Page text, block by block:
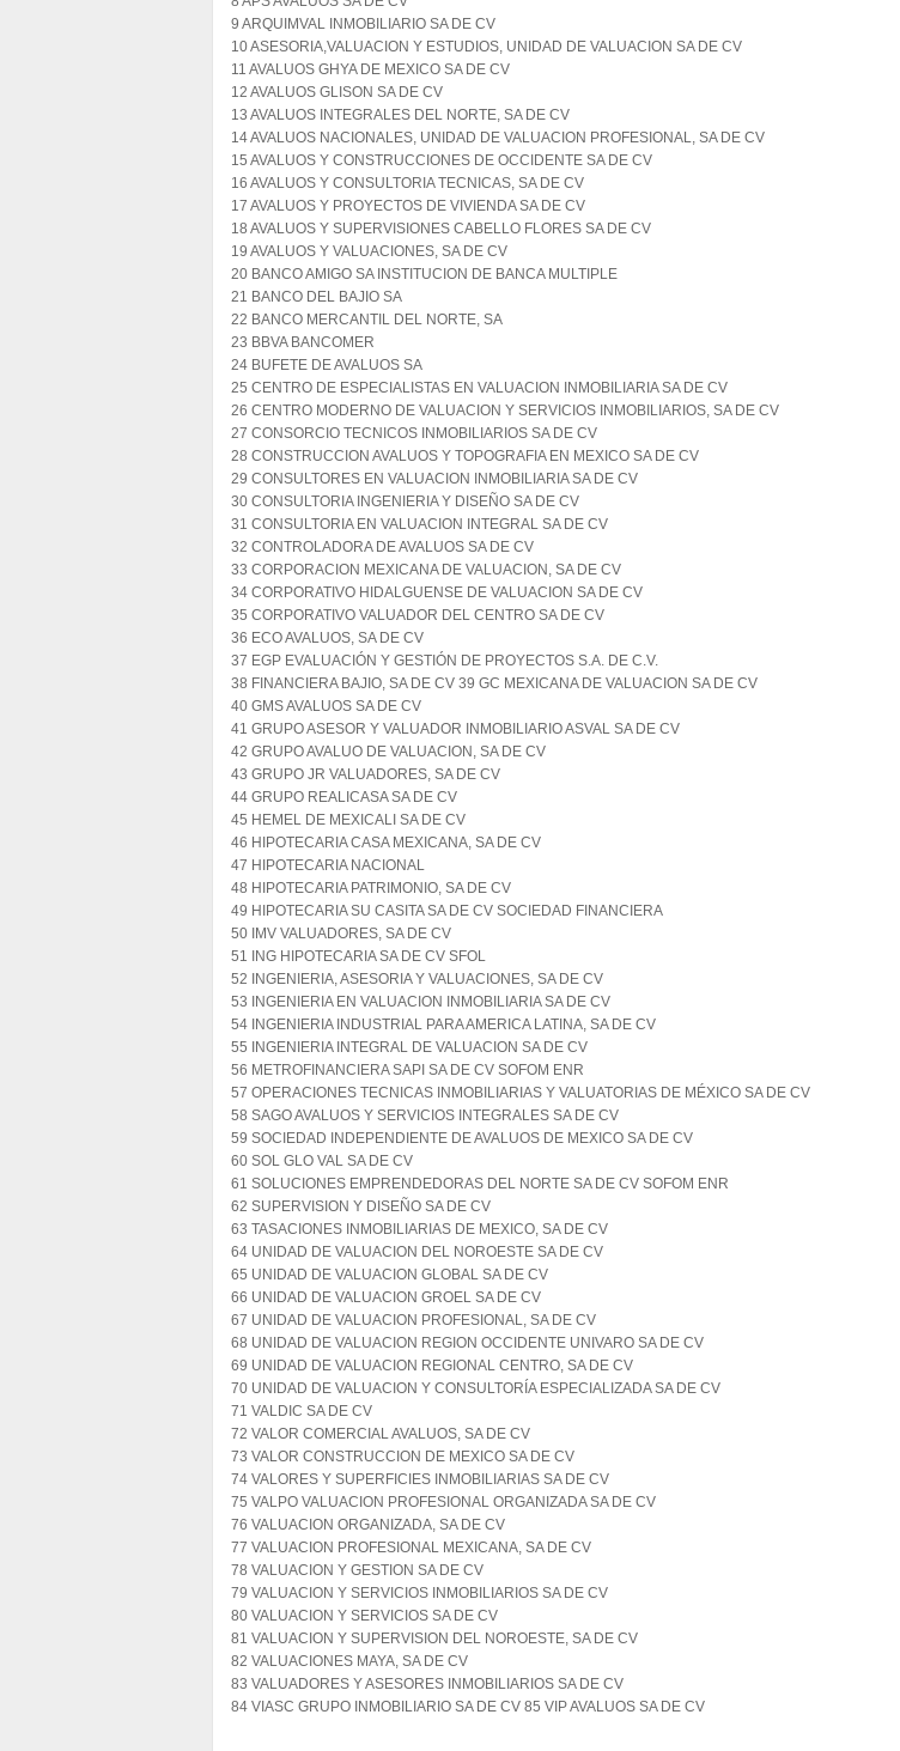
9 ARQUIMVAL INMOBILIARIO SA DE CV
10 ASESORIA,VALUACION Y ESTUDIOS, UNIDAD DE VALUACION SA DE CV
11 AVALUOS GHYA DE MEXICO SA DE CV
12 AVALUOS GLISON SA DE CV
13 AVALUOS INTEGRALES DEL NORTE, SA DE CV
14 AVALUOS NACIONALES, UNIDAD DE VALUACION PROFESIONAL, SA DE CV
15 AVALUOS Y CONSTRUCCIONES DE OCCIDENTE SA DE CV
16 AVALUOS Y CONSULTORIA TECNICAS, SA DE CV
17 AVALUOS Y PROYECTOS DE VIVIENDA SA DE CV
18 AVALUOS Y SUPERVISIONES CABELLO FLORES SA DE CV
19 AVALUOS Y VALUACIONES, SA DE CV
20 BANCO AMIGO SA INSTITUCION DE BANCA MULTIPLE
21 BANCO DEL BAJIO SA
22 BANCO MERCANTIL DEL NORTE, SA
23 BBVA BANCOMER
24 BUFETE DE AVALUOS SA
25 CENTRO DE ESPECIALISTAS EN VALUACION INMOBILIARIA SA DE CV
26 CENTRO MODERNO DE VALUACION Y SERVICIOS INMOBILIARIOS, SA DE CV
27 CONSORCIO TECNICOS INMOBILIARIOS SA DE CV
28 CONSTRUCCION AVALUOS Y TOPOGRAFIA EN MEXICO SA DE CV
29 CONSULTORES EN VALUACION INMOBILIARIA SA DE CV
30 CONSULTORIA INGENIERIA Y DISEÑO SA DE CV
31 CONSULTORIA EN VALUACION INTEGRAL SA DE CV
32 CONTROLADORA DE AVALUOS SA DE CV
33 CORPORACION MEXICANA DE VALUACION, SA DE CV
34 CORPORATIVO HIDALGUENSE DE VALUACION SA DE CV
35 CORPORATIVO VALUADOR DEL CENTRO SA DE CV
36 ECO AVALUOS, SA DE CV
37 EGP EVALUACIÓN Y GESTIÓN DE PROYECTOS S.A. DE C.V.
38 FINANCIERA BAJIO, SA DE CV 39 GC MEXICANA DE VALUACION SA DE CV
40 GMS AVALUOS SA DE CV
41 GRUPO ASESOR Y VALUADOR INMOBILIARIO ASVAL SA DE CV
42 GRUPO AVALUO DE VALUACION, SA DE CV
43 GRUPO JR VALUADORES, SA DE CV
44 GRUPO REALICASA SA DE CV
45 HEMEL DE MEXICALI SA DE CV
46 HIPOTECARIA CASA MEXICANA, SA DE CV
47 HIPOTECARIA NACIONAL
48 HIPOTECARIA PATRIMONIO, SA DE CV
49 HIPOTECARIA SU CASITA SA DE CV SOCIEDAD FINANCIERA
50 IMV VALUADORES, SA DE CV
51 ING HIPOTECARIA SA DE CV SFOL
52 INGENIERIA, ASESORIA Y VALUACIONES, SA DE CV
53 INGENIERIA EN VALUACION INMOBILIARIA SA DE CV
54 INGENIERIA INDUSTRIAL PARA AMERICA LATINA, SA DE CV
55 INGENIERIA INTEGRAL DE VALUACION SA DE CV
56 METROFINANCIERA SAPI SA DE CV SOFOM ENR
57 OPERACIONES TECNICAS INMOBILIARIAS Y VALUATORIAS DE MÉXICO SA DE CV
58 SAGO AVALUOS Y SERVICIOS INTEGRALES SA DE CV
59 SOCIEDAD INDEPENDIENTE DE AVALUOS DE MEXICO SA DE CV
60 SOL GLO VAL SA DE CV
61 SOLUCIONES EMPRENDEDORAS DEL NORTE SA DE CV SOFOM ENR
62 SUPERVISION Y DISEÑO SA DE CV
63 TASACIONES INMOBILIARIAS DE MEXICO, SA DE CV
64 UNIDAD DE VALUACION DEL NOROESTE SA DE CV
65 UNIDAD DE VALUACION GLOBAL SA DE CV
66 UNIDAD DE VALUACION GROEL SA DE CV
67 UNIDAD DE VALUACION PROFESIONAL, SA DE CV
68 UNIDAD DE VALUACION REGION OCCIDENTE UNIVARO SA DE CV
69 UNIDAD DE VALUACION REGIONAL CENTRO, SA DE CV
70 UNIDAD DE VALUACION Y CONSULTORÍA ESPECIALIZADA SA DE CV
71 VALDIC SA DE CV
72 VALOR COMERCIAL AVALUOS, SA DE CV
73 VALOR CONSTRUCCION DE MEXICO SA DE CV
74 VALORES Y SUPERFICIES INMOBILIARIAS SA DE CV
75 VALPO VALUACION PROFESIONAL ORGANIZADA SA DE CV
76 VALUACION ORGANIZADA, SA DE CV
77 VALUACION PROFESIONAL MEXICANA, SA DE CV
78 VALUACION Y GESTION SA DE CV
79 VALUACION Y SERVICIOS INMOBILIARIOS SA DE CV
80 VALUACION Y SERVICIOS SA DE CV
81 VALUACION Y SUPERVISION DEL NOROESTE, SA DE CV
82 VALUACIONES MAYA, SA DE CV
83 VALUADORES Y ASESORES INMOBILIARIOS SA DE CV
84 VIASC GRUPO INMOBILIARIO SA DE CV 85 VIP AVALUOS SA DE CV